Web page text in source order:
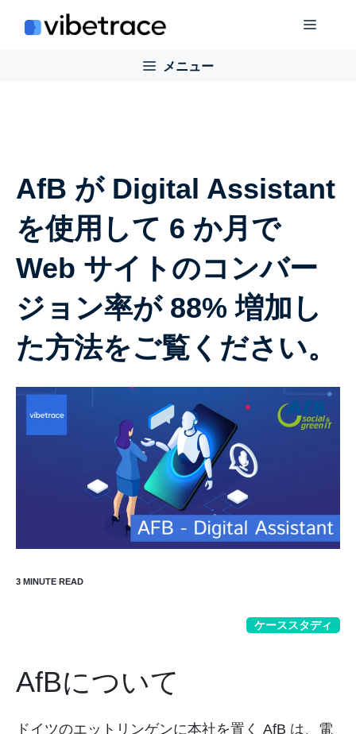
メ
メニュー
AfB が Digital Assistant
を使用して 6 か月で
Web サイトのコンバー
ジョン率が 88% 増加し
た方法をご覧ください。
ケーススタディ
AfBについて
ドイツのエットリンゲンに本社を置く AfB は、電